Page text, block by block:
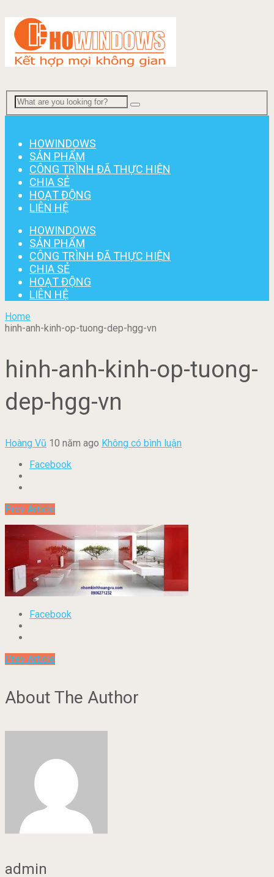
HOWINDOWS
SẢN PHẨM
CÔNG TRÌNH ĐÃ THỰC HIỆN
CHIA SẺ
HOẠT ĐỘNG
LIÊN HỆ
HOWINDOWS
SẢN PHẨM
CÔNG TRÌNH ĐÃ THỰC HIỆN
CHIA SẺ
HOẠT ĐỘNG
LIÊN HỆ
Home
hinh-anh-kinh-op-tuong-dep-hgg-vn
hinh-anh-kinh-op-tuong-
dep-hgg-vn
Hoàng Vũ 10 năm ago Không có bình luận
Facebook
Prev Article
Facebook
Prev Article
About The Author
admin